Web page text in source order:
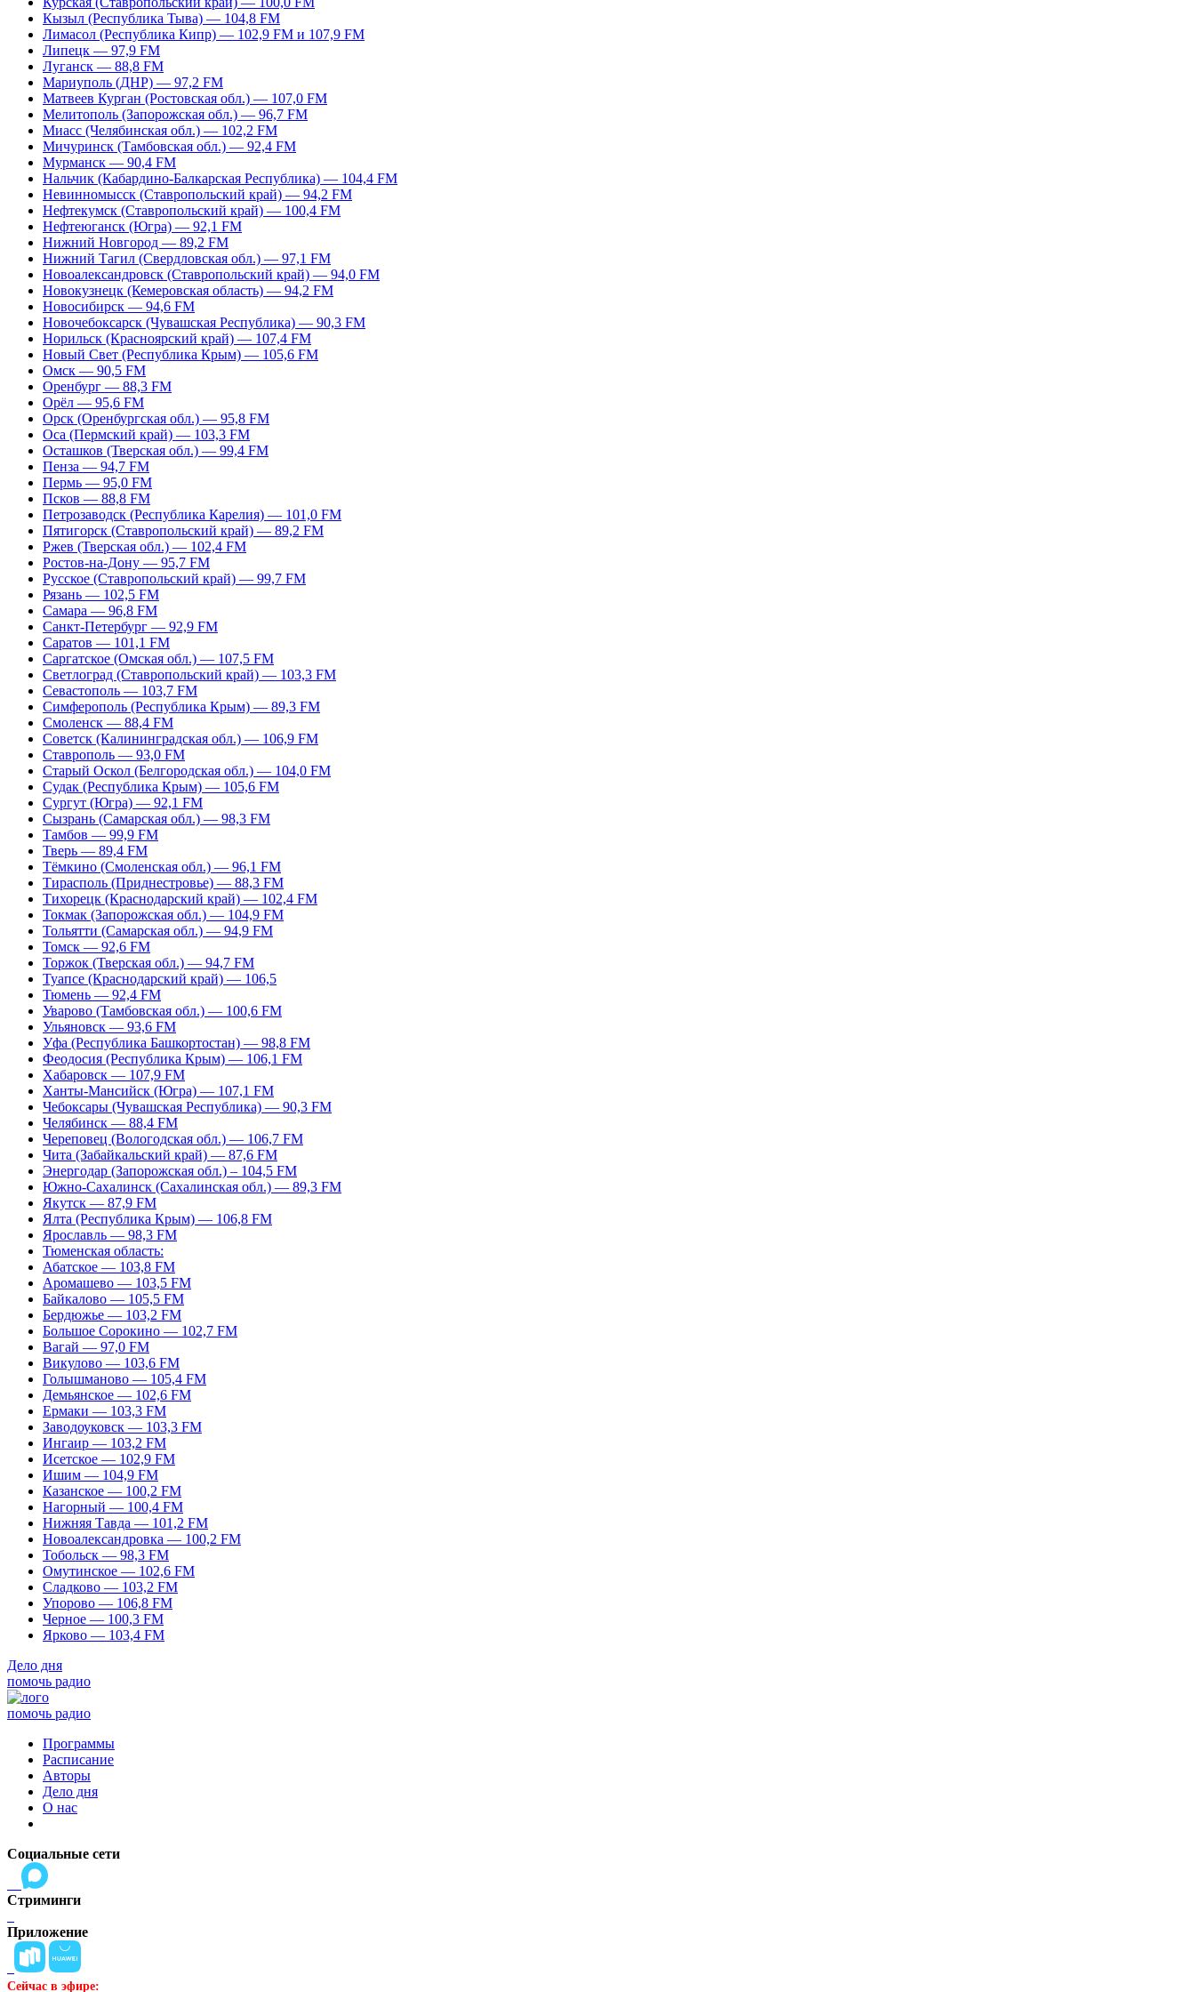
Кызыл (Республика Тыва) — 104,8 FM
Лимасол (Республика Кипр) — 102,9 FM и 107,9 FM
Липецк — 97,9 FM
Луганск — 88,8 FM
Мариуполь (ДНР) — 97,2 FM
Матвеев Курган (Ростовская обл.) — 107,0 FM
Мелитополь (Запорожская обл.) — 96,7 FM
Миасс (Челябинская обл.) — 102,2 FM
Мичуринск (Тамбовская обл.) — 92,4 FM
Мурманск — 90,4 FM
Нальчик (Кабардино-Балкарская Республика) — 104,4 FM
Невинномысск (Ставропольский край) — 94,2 FM
Нефтекумск (Ставропольский край) — 100,4 FM
Нефтеюганск (Югра) — 92,1 FM
Нижний Новгород — 89,2 FM
Нижний Тагил (Свердловская обл.) — 97,1 FM
Новоалександровск (Ставропольский край) — 94,0 FM
Новокузнецк (Кемеровская область) — 94,2 FM
Новосибирск — 94,6 FM
Новочебоксарск (Чувашская Республика) — 90,3 FM
Норильск (Красноярский край) — 107,4 FM
Новый Свет (Республика Крым) — 105,6 FM
Омск — 90,5 FM
Оренбург — 88,3 FM
Орёл — 95,6 FM
Орск (Оренбургская обл.) — 95,8 FM
Оса (Пермский край) — 103,3 FM
Осташков (Тверская обл.) — 99,4 FM
Пенза — 94,7 FM
Пермь — 95,0 FM
Псков — 88,8 FM
Петрозаводск (Республика Карелия) — 101,0 FM
Пятигорск (Ставропольский край) — 89,2 FM
Ржев (Тверская обл.) — 102,4 FM
Ростов-на-Дону — 95,7 FM
Русское (Ставропольский край) — 99,7 FM
Рязань — 102,5 FM
Самара — 96,8 FM
Санкт-Петербург — 92,9 FM
Саратов — 101,1 FM
Саргатское (Омская обл.) — 107,5 FM
Светлоград (Ставропольский край) — 103,3 FM
Севастополь — 103,7 FM
Симферополь (Республика Крым) — 89,3 FM
Смоленск — 88,4 FM
Советск (Калининградская обл.) — 106,9 FM
Ставрополь — 93,0 FM
Старый Оскол (Белгородская обл.) — 104,0 FM
Судак (Республика Крым) — 105,6 FM
Сургут (Югра) — 92,1 FM
Сызрань (Самарская обл.) — 98,3 FM
Тамбов — 99,9 FM
Тверь — 89,4 FM
Тёмкино (Смоленская обл.) — 96,1 FM
Тирасполь (Приднестровье) — 88,3 FM
Тихорецк (Краснодарский край) — 102,4 FM
Токмак (Запорожская обл.) — 104,9 FM
Тольятти (Самарская обл.) — 94,9 FM
Томск — 92,6 FM
Торжок (Тверская обл.) — 94,7 FM
Туапсе (Краснодарский край) — 106,5
Тюмень — 92,4 FM
Уварово (Тамбовская обл.) — 100,6 FM
Ульяновск — 93,6 FM
Уфа (Республика Башкортостан) — 98,8 FM
Феодосия (Республика Крым) — 106,1 FM
Хабаровск — 107,9 FM
Ханты-Мансийск (Югра) — 107,1 FM
Чебоксары (Чувашская Республика) — 90,3 FM
Челябинск — 88,4 FM
Череповец (Вологодская обл.) — 106,7 FM
Чита (Забайкальский край) — 87,6 FM
Энергодар (Запорожская обл.) – 104,5 FM
Южно-Сахалинск (Сахалинская обл.) — 89,3 FM
Якутск — 87,9 FM
Ялта (Республика Крым) — 106,8 FM
Ярославль — 98,3 FM
Тюменская область:
Абатское — 103,8 FM
Аромашево — 103,5 FM
Байкалово — 105,5 FM
Бердюжье — 103,2 FM
Большое Сорокино — 102,7 FM
Вагай — 97,0 FM
Викулово — 103,6 FM
Голышманово — 105,4 FM
Демьянское — 102,6 FM
Ермаки — 103,3 FM
Заводоуковск — 103,3 FM
Ингаир — 103,2 FM
Исетское — 102,9 FM
Ишим — 104,9 FM
Казанское — 100,2 FM
Нагорный — 100,4 FM
Нижняя Тавда — 101,2 FM
Новоалександровка — 100,2 FM
Тобольск — 98,3 FM
Омутинское — 102,6 FM
Сладково — 103,2 FM
Упорово — 106,8 FM
Черное — 100,3 FM
Ярково — 103,4 FM
Дело дня
помочь радио
помочь радио
Программы
Расписание
Авторы
Дело дня
О нас
Социальные сети
Стриминги
Приложение
Сейчас в эфире: